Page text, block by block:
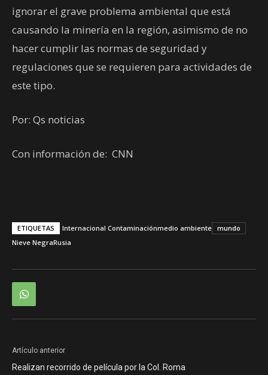
ignorar el grave problema ambiental que está
causando la minería en la región, asimismo de no
hacer cumplir las normas de seguridad y
regulaciones que se requieren para actividades de
este tipo.
Por: Qs noticias
Con información de: CNN
ETIQUETAS Internacional Contaminaciónmedio ambiente mundo
Nieve NegraRusia
Artículo anterior
Realizan recorrido de película por la Col. Roma